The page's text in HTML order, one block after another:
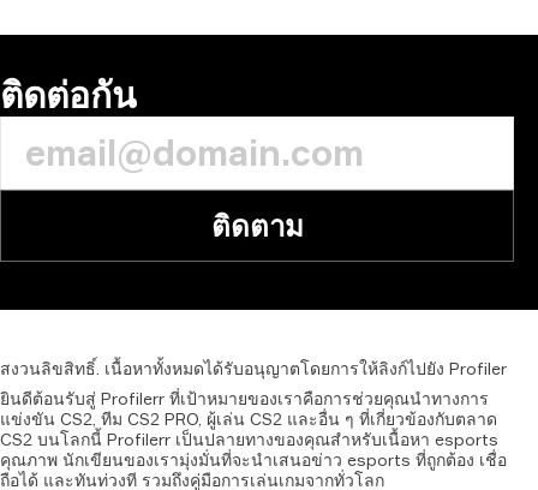
ติดต่อกัน
ติดตาม
สงวนลิขสิทธิ์. เนื้อหาทั้งหมดได้รับอนุญาตโดยการให้ลิงก์ไปยัง Profiler
ยินดีต้อนรับสู่ Profilerr ที่เป้าหมายของเราคือการช่วยคุณนำทางการ
แข่งขัน CS2, ทีม CS2 PRO, ผู้เล่น CS2 และอื่น ๆ ที่เกี่ยวข้องกับตลาด
CS2 บนโลกนี้ Profilerr เป็นปลายทางของคุณสำหรับเนื้อหา esports
คุณภาพ นักเขียนของเรามุ่งมั่นที่จะนำเสนอข่าว esports ที่ถูกต้อง เชื่อ
ถือได้ และทันท่วงที รวมถึงคู่มือการเล่นเกมจากทั่วโลก